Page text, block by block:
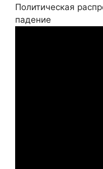
Политическая
падение